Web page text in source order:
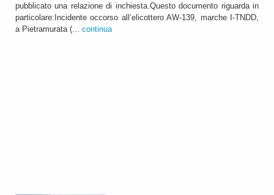
pubblicato una relazione di inchiesta.Questo documento riguarda in
particolare:Incidente occorso all’elicottero AW-139, marche I-TNDD,
a Pietramurata (... continua